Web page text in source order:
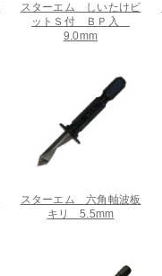
スターエム しいたけビ
ットＳ付 ＢＰ入
9.0mm
スターエム 六角軸波板
キリ 5.5mm